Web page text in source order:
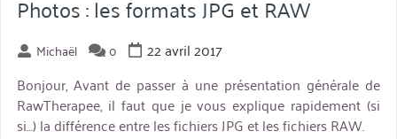
Photos : les formats JPG et RAW
Michaël 0
22 avril 2017
Bonjour, Avant de passer à une présentation générale de
RawTherapee, il faut que je vous explique rapidement (si
si…) la différence entre les fichiers JPG et les fichiers RAW.